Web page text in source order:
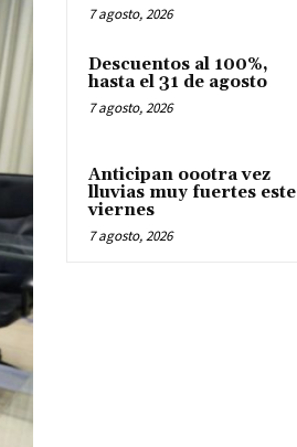
7 agosto, 2026
Descuentos al 100%,
hasta el 31 de agosto
7 agosto, 2026
Anticipan oootra vez
lluvias muy fuertes este
viernes
7 agosto, 2026